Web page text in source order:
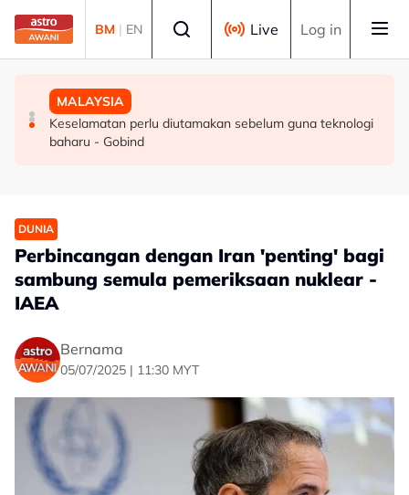
Skip to main content
BM | EN Live Log in
POLITIK
Lima Ahli Parlimen PKR kecewa MyKHAS Parlimen
Ampang disekat
MALAYSIA
Pelan pemulihan berjaya kukuhkan kedudukan
kewangan Lembaga Tabung Haji
MALAYSIA
Keselamatan perlu diutamakan sebelum guna teknologi
baharu - Gobind
DUNIA
Perbincangan dengan Iran 'penting' bagi
sambung semula pemeriksaan nuklear -
IAEA
Bernama
05/07/2025 | 11:30 MYT